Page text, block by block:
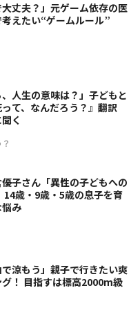
大丈夫？」元ゲーム依存の医
えたい“ゲームルール”
、人生の意味は？」子どもと
て、なんだろう？』翻訳
く
子さん「異性の子どもへの
14歳・9歳・5歳の息子を育
み
で涼もう」親子で行きたい爽
！ 目指すは標高2000m級